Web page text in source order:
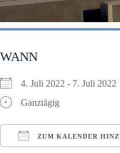
WANN
4. Juli 2022 - 7. Juli
Ganztägig
ZUM KALENDER